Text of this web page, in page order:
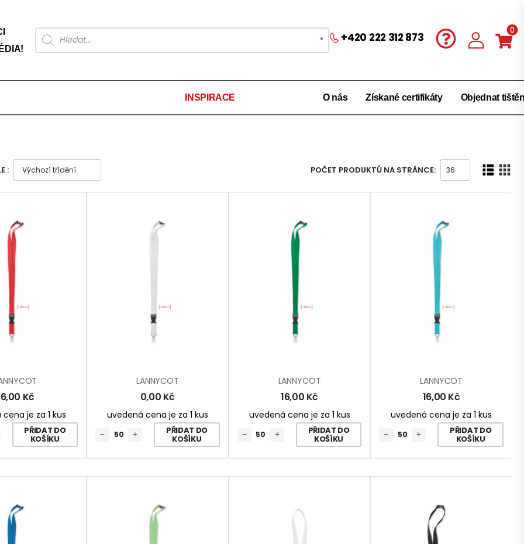
+420 222 312 873
0
INSPIRACE O nás Získané certifikáty Objednat
: POČET PRODUKTŮ NA STRÁNCE:
Kč
je za 1 kus
PŘIDAT DO
KOŠÍKU
LANNYCOT
0,00 Kč
uvedená cena je za 1 kus
PŘIDAT DO
KOŠÍKU
LANNYCOT
16,00 Kč
uvedená cena je za 1 kus
PŘIDAT DO
KOŠÍKU
LANNYCOT
16,00 Kč
uvedená cena je za 1 kus
PŘIDAT DO
KOŠÍKU